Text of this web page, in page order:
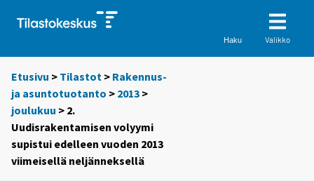
Haku Valikko
Etusivu > Tilastot > Rakennus-
ja asuntotuotanto > 2013 >
joulukuu > 2.
Uudisrakentamisen volyymi
supistui edelleen vuoden 2013
viimeisellä neljänneksellä